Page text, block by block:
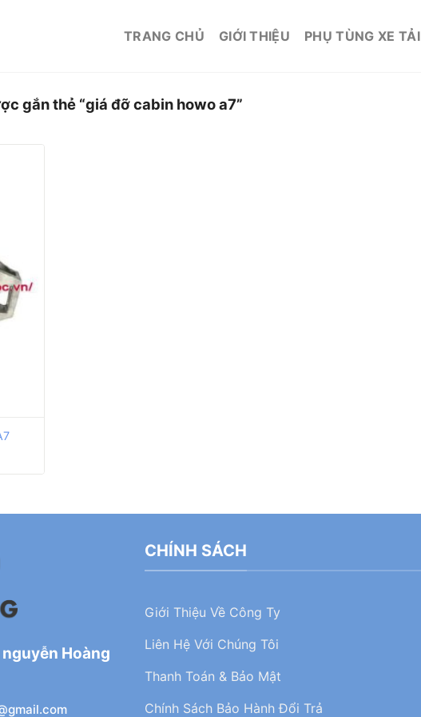
TRANG CHỦ GIỚI THIỆU PHỤ TÙNG XE TẢI
gắn thẻ “giá đỡ cabin howo a7”
Hoàng
CHÍNH SÁCH
Giới Thiệu Về Công Ty
Liên Hệ Với Chúng Tôi
Thanh Toán & Bảo Mật
Chính Sách Bảo Hành Đổi Trả